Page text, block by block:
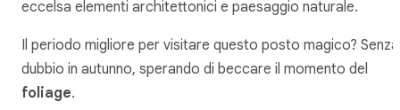
eccelsa elementi architettonici e paesaggio naturale.
Il periodo migliore per visitare questo posto magico? Senza
dubbio in autunno, sperando di beccare il momento del
foliage.